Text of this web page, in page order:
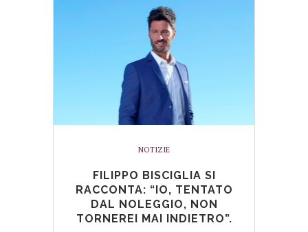
NOTIZIE
FILIPPO BISCIGLIA SI
RACCONTA: “IO, TENTATO
DAL NOLEGGIO, NON
TORNEREI MAI INDIETRO”.